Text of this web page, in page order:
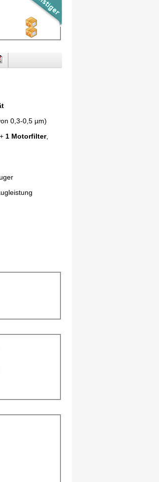
0,3-0,5 µm)
1 Motorfilter,